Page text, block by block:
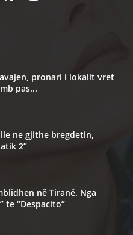
pronari i lokalit vret
pas...
ne gjithe bregdetin,
2”
në Tiranë. Nga
te “Despacito”